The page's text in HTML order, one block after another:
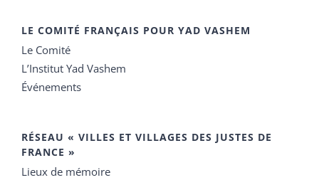
LE COMITÉ FRANÇAIS POUR YAD VASHEM
Le Comité
L’Institut Yad Vashem
Événements
RÉSEAU « VILLES ET VILLAGES DES JUSTES DE
FRANCE »
Lieux de mémoire